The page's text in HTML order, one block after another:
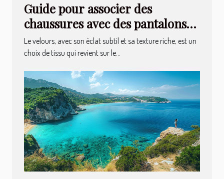
Guide pour associer des
chaussures avec des pantalons
en velours
Le velours, avec son éclat subtil et sa texture riche, est un
choix de tissu qui revient sur le...